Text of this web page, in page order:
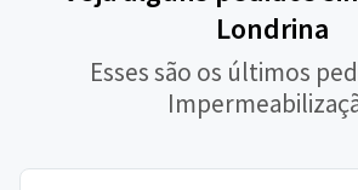
Londrina
Esses são os últimos